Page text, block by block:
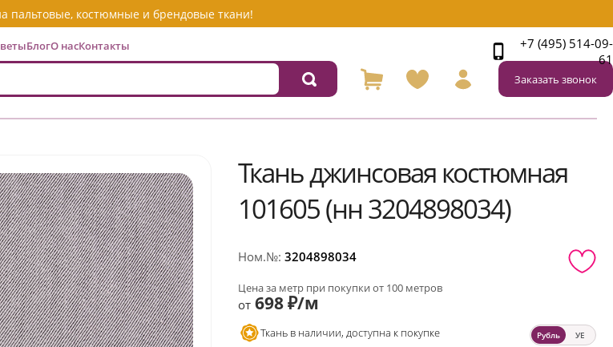
пальтовые, костюмные и брендовые ткани!
БлогО насКонтакты
+7 (495) 514-09-
61
Заказать звонок
Ткань джинсовая костюмная
101605 (нн 3204898034)
Ном.№: 3204898034
Цена за метр при покупки от 100 метров
от698 ₽/м
Ткань в наличии, доступна к покупке Рубль УЕ